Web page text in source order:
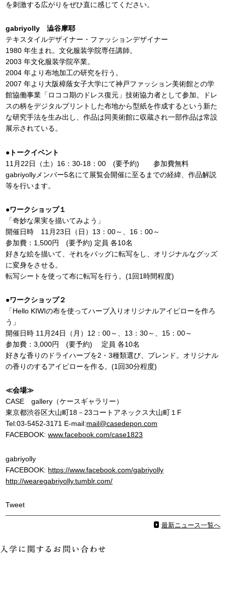
を刺激する広がりをぜひ直に感じてください。
gabriyolly 澁谷摩耶
テキスタイルデザイナー・ファッションデザイナー
1980 年生まれ。文化服装学院専任講師。
2003 年文化服装学院卒業。
2004 年より布地加工の研究を行う。
2007 年より大阪樟蔭女子大学にて神戸ファッション美術館との学
館協働事業「ロココ期のドレス復元」技術協力者として参加。ドレ
スの柄をデジタルプリントした布地から型紙を作成するという新た
な研究手法を生み出し、作品は同美術館に収蔵され一部作品は常設
展示されている。
●トークイベント
11月22日（土）16：30-18：00 (要予約) 参加費無料
gabriyollyメンバー5名にて展覧会開催に至るまでの経緯、作品解説
等を行います。
●ワークショップ１
「奇妙な果実を描いてみよう」
開催日時 11月23日（日）13：00～、16：00～
参加費：1,500円 (要予約) 定員 各10名
好きな絵を描いて、それをバッグに転写をし、オリジナルなグッズ
に変身をさせる。
転写シートを使って布に転写を行う。(1回1時間程度)
●ワークショップ２
「Hello KIWIの布を使ってハーブ入りオリジナルアイピローを作ろ
う」
開催日時 11月24日（月）12：00～、13：30～、15：00～
参加費：3,000円 (要予約) 定員 各10名
好きな香りのドライハーブを2・3種類選び、ブレンド。オリジナル
の香りのするアイピローを作る。(1回30分程度)
≪会場≫
CASE gallery（ケースギャラリー）
東京都渋谷区大山町18－23コートアネックス大山町１F
Tel:03-5452-3171 E-mail:mail@casedepon.com
FACEBOOK:www.facebook.com/case1823
gabriyolly
FACEBOOK: https://www.facebook.com/gabriyolly
http://wearegabriyolly.tumblr.com/
Tweet
最新ニュース一覧へ